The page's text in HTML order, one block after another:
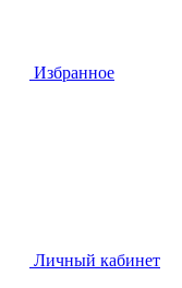
Избранное
Личный кабинет